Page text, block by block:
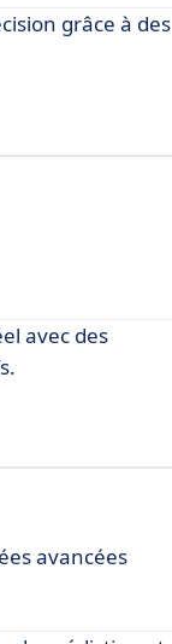
grâce à des
avec des
avancées